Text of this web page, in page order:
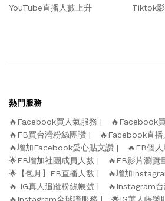
YouTube直播人數上升
Tiktok
熱門服務
🔥Facebook買人氣服務
🔥Facebook
🔥FB買台灣粉絲團讚
🔥Facebook直播
🔥增加Facebook愛心貼文讚
🔥FB個
🌟FB增加社團成員人數
🔥FB影片瀏覽
🌟【包月】FB直播人數
🔥增加
🔥 IG真人追蹤粉絲帳號
🔥Instagram
🔥Instagram全球讚服務
🌟IG華人帳號